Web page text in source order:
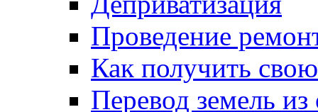
Проведение
Как получить
Перевод земель